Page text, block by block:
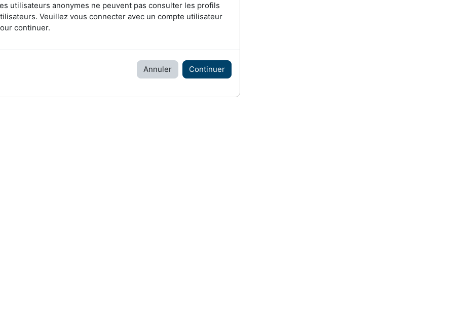
utilisateurs anonymes ne peuvent pas consulter les profils
Veuillez vous connecter avec un compte utilisateur
continuer.
Annuler Continuer